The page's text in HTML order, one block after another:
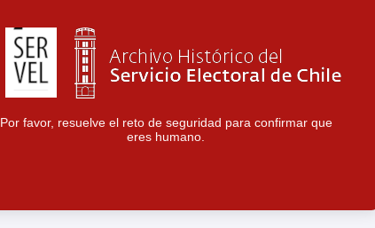
Por favor, resuelve el reto de seguridad para confirmar que
eres humano.